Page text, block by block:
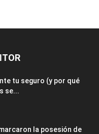
tu seguro (y por qué
se...
la posesión de